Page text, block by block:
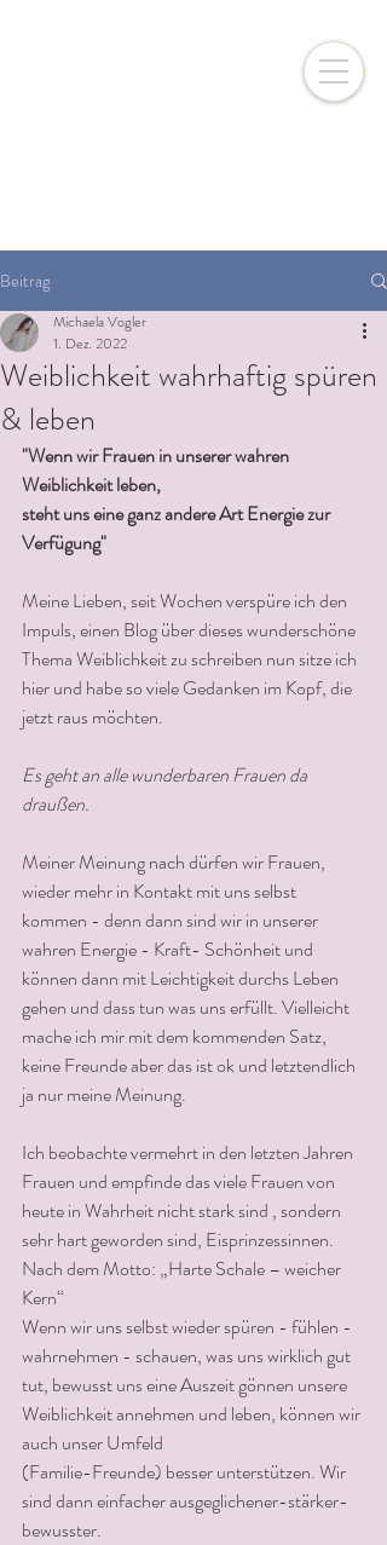
Beitrag
Weiblichkeit wahrhaftig spüren
& leben
Michaela Vogler
1. Dez. 2022
"Wenn wir Frauen in unserer wahren
Weiblichkeit leben,
steht uns eine ganz andere Art Energie zur
Verfügung"
Meine Lieben, seit Wochen verspüre ich den
Impuls, einen Blog über dieses wunderschöne
Thema Weiblichkeit zu schreiben nun sitze ich
hier und habe so viele Gedanken im Kopf, die
jetzt raus möchten.
Es geht an alle wunderbaren Frauen da
draußen.
Meiner Meinung nach dürfen wir Frauen,
wieder mehr in Kontakt mit uns selbst
kommen - denn dann sind wir in unserer
wahren Energie - Kraft- Schönheit und
können dann mit Leichtigkeit durchs Leben
gehen und dass tun was uns erfüllt. Vielleicht
mache ich mir mit dem kommenden Satz,
keine Freunde aber das ist ok und letztendlich
ja nur meine Meinung.
Ich beobachte vermehrt in den letzten Jahren
Frauen und empfinde das viele Frauen von
heute in Wahrheit nicht stark sind , sondern
sehr hart geworden sind, Eisprinzessinnen.
Nach dem Motto: „Harte Schale – weicher
Kern“
Wenn wir uns selbst wieder spüren - fühlen -
wahrnehmen - schauen, was uns wirklich gut
tut, bewusst uns eine Auszeit gönnen unsere
Weiblichkeit annehmen und leben, können wir
auch unser Umfeld
(Familie-Freunde) besser unterstützen. Wir
sind dann einfacher ausgeglichener-stärker-
bewusster.